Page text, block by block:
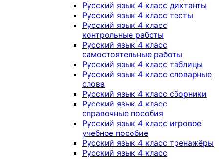
Русский язык 4 класс диктанты
Русский язык 4 класс тесты
Русский язык 4 класс
контрольные работы
Русский язык 4 класс
самостоятельные работы
Русский язык 4 класс таблицы
Русский язык 4 класс словарные
слова
Русский язык 4 класс сборники
Русский язык 4 класс
справочные пособия
Русский язык 4 класс игровое
учебное пособие
Русский язык 4 класс тренажёры
Русский язык 4 класс